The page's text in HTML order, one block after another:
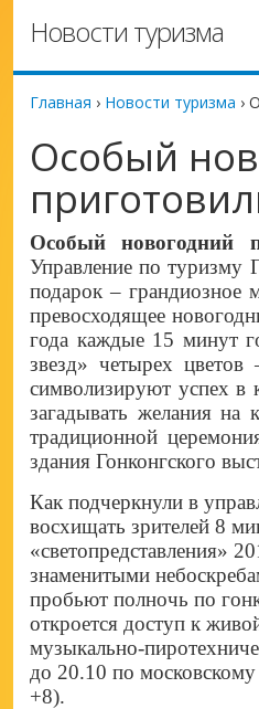
Новости туризма
Главная › Новости туризма ›
Особый
Особый новогодний
Управление по туризму
подарок – грандиозное
превосходящее
года каждые 15 минут
звезд» четырех цветов
символизируют успех в
загадывать желания
традиционной
здания Гонконгского
Как подчеркнули в
восхищать зрителей 8
«светопредставления»
знаменитыми
пробьют полночь по
откроется доступ к
музыкально-
до 20.10 по
+8).